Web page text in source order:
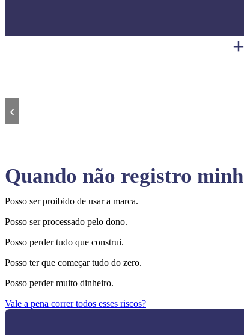
‹
Quando não registro
Posso ser proibido de usar a marca.
Posso ser processado pelo dono.
Posso perder tudo que construi.
Posso ter que começar tudo do zero.
Posso perder muito dinheiro.
Vale a pena correr todos esses riscos?